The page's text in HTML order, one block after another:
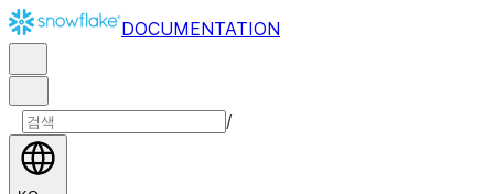
DOCUMENTATION
/